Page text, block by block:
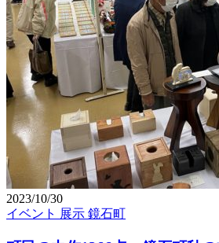
2023/10/30
イベント 展示 鏡石町